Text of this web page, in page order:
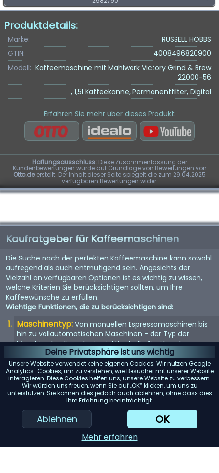
Deine Privatsphäre ist uns wichtig
Unsere Website verwendet keine eigenen Cookies. Wir nutzen Google
Analytics-Cookies, um zu verstehen, wie Besucher mit unserer Website
interagieren. Diese Cookies helfen uns, unsere Website zu verbessern.
Wir würden uns freuen, wenn Sie auf „OK“ klicken, um uns zu
unterstützen. Sie können dies jedoch auch ablehnen, ohne dass dies
Ihre Erfahrung beeinträchtigt.
Ablehnen OK
Mehr erfahren
Produktdetails:
Marke:
RUSSELL HOBBS
GTIN:
4008496820900
Modell: Kaffeemaschine mit Mahlwerk Victory Grind & Brew
22000-56
, 1,5l Kaffeekanne, Permanentfilter, Digital
Erfahren Sie mehr über dieses Produkt:
Haftungsausschluss:Diese Zusammenfassung der
Kundenbewertungen wurde auf Grundlage von Bewertungen von
Otto.deerstellt. Der Inhalt dieser Seite spiegelt die zum 29.04.2025
verfügbaren Bewertungen wider.
Kaufratgeber für Kaffeemaschinen
Die Suche nach der perfekten Kaffeemaschine kann sowohl
aufregend als auch entmutigend sein. Angesichts der
Vielzahl an verfügbaren Optionen ist es wichtig zu wissen,
welche Kriterien Sie berücksichtigen sollten, um Ihre
Kaffeewünsche zu erfüllen.
Wichtige Funktionen, die zu berücksichtigen sind:
Maschinentyp: Von manuellen Espressomaschinen bis
hin zu vollautomatischen Maschinen - der Typ der
Maschine bestimmt, wie viel Kontrolle Sie über den
Brühvorgang haben.
Qualität der Mühle: Eine eingebaute Mühle kann
entscheidend sein. Suchen Sie nach einer Maschine mit
einem hochwertigen Mahlwerk für den frischesten Kaffee.
Wasserspeicher: Berücksichtigen Sie die Kapazität des
Wassertanks. Ein größerer Tank bedeutet selteneres
Nachfüllen, was besonders für Büros oder große Haushalte
Einfache Reinigung: